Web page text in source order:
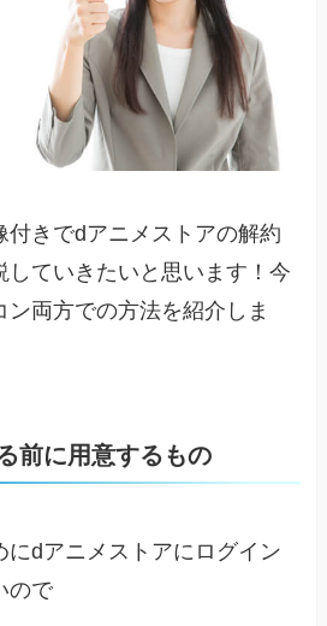
付きでdアニメストアの解約
していきたいと思います！今
ン両方での方法を紹介しま
前に用意するもの
にdアニメストアにログイン
ので